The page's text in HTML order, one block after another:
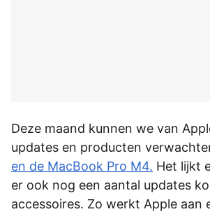
Deze maand kunnen we van
updates en producten
en de MacBook Pro M4. Het lijkt
er ook nog een aantal updates
accessoires. Zo werkt Apple aan